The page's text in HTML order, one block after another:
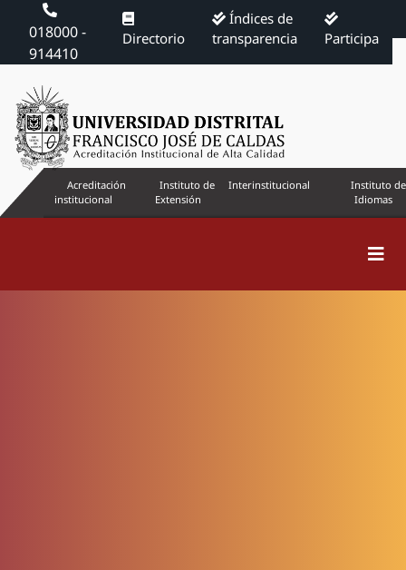
018000 -
914410
Directorio
Índices de
transparencia
Participa
Acreditación
institucional
Instituto de
Extensión
Interinstitucional
Instituto de
Idiomas